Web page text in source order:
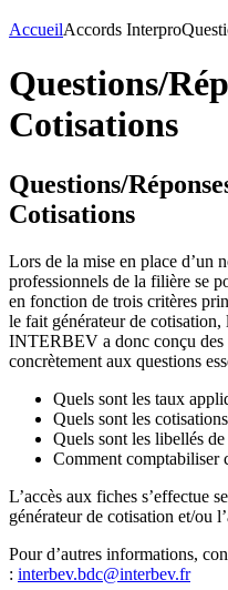
AccueilAccords Interpro
Questions/
Cotisations
Questions/
Cotisations
Lors de la mise en place d’un
professionnels de la filière se
en fonction de trois critères
le fait générateur de
INTERBEV a donc conçu des
concrètement aux questions
Quels sont les taux
Quels sont les
Quels sont les libellés
Comment comptabiliser
L’accès aux fiches s’effectue
générateur de cotisation et/ou
Pour d’autres informations,
: interbev.bdc@interbev.fr